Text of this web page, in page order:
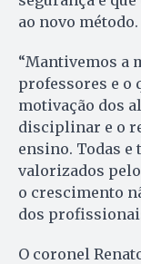
ao novo método.
“Mantivemos a
professores e o
motivação dos
disciplinar e o
ensino. Todas e
valorizados
o crescimento
dos
O coronel